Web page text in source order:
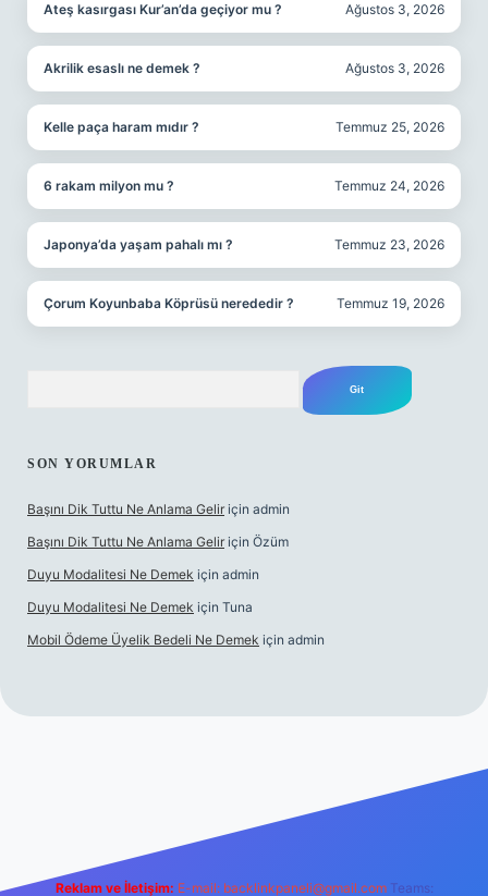
Ateş kasırgası Kur’an’da geçiyor mu ? Ağustos 3, 2026
Akrilik esaslı ne demek ? Ağustos 3, 2026
Kelle paça haram mıdır ? Temmuz 25, 2026
6 rakam milyon mu ? Temmuz 24, 2026
Japonya’da yaşam pahalı mı ? Temmuz 23, 2026
Çorum Koyunbaba Köprüsü nerededir ? Temmuz 19, 2026
SON YORUMLAR
Başını Dik Tuttu Ne Anlama Gelir için admin
Başını Dik Tuttu Ne Anlama Gelir için Özüm
Duyu Modalitesi Ne Demek için admin
Duyu Modalitesi Ne Demek için Tuna
Mobil Ödeme Üyelik Bedeli Ne Demek için admin
Reklam ve İletişim: E-mail: backlinkpaneli@gmail.com Teams: